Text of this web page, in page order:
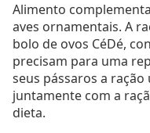
Alimento
aves ornamentais. A
bolo de ovos CéDé,
precisam para uma
seus pássaros a
juntamente com a
dieta.